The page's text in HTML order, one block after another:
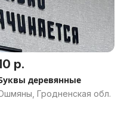
р.
деревянные
Гродненская обл.